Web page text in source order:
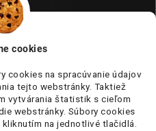
cookies
cookies na spracúvanie údajov
tejto webstránky. Taktiež
vytvárania štatistik s cieľom
webstránky. Súbory cookies
na jednotlivé tlačidlá.